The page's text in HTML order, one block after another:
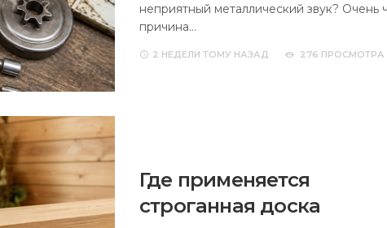
неприятный металлический звук? Очень
причина…
2 НЕДЕЛИ ТОМУ НАЗАД 276 ПРОСМОТРА
Где применяется
строганная доска